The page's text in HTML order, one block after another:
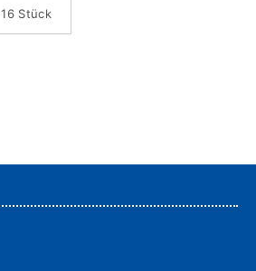
16 Stück